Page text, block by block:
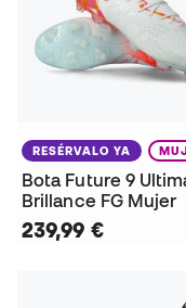
RESÉRVALO YA
Bota Future 9
Brillance FG Mujer
239,99 €